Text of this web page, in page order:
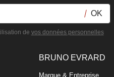
de vos données personnelles
BRUNO EVRARD
Marque & Entreprise